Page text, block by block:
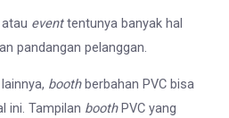
eventtentunya banyak hal
pandangan pelanggan.
boothberbahan PVC bisa
ini. Tampilan boothPVC yang